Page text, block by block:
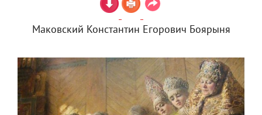
Маковский Константин Егорович Боярыня